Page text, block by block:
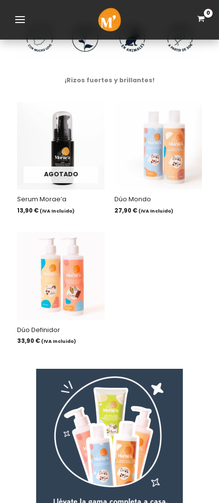
contenido
principal
página
¡Rizos fuertes y brillantes!
AGOTADO
Serum Morae’a
13,90 € (IVA Incluido)
Dúo Mondo
27,90 € (IVA Incluido)
Dúo Definidor
33,90 € (IVA Incluido)